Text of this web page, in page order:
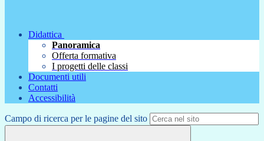
Didattica
Panoramica
Offerta formativa
I progetti delle classi
Documenti utili
Contatti
Accessibilità
Campo di ricerca per le pagine del sito